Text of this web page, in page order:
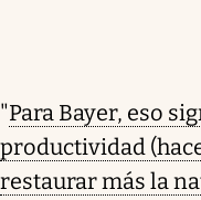
"Para Bayer, eso
productividad
restaurar más la